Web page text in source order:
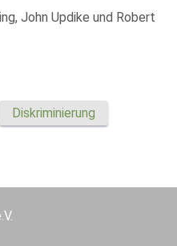
John Updike und Robert
Diskriminierung